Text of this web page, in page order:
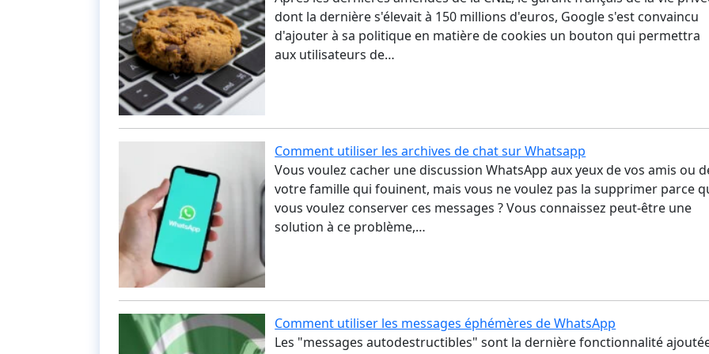
dont la dernière s'élevait à 150 millions d'euros, Google s'est convaincu
d'ajouter à sa politique en matière de cookies un bouton qui permettra
aux utilisateurs de…
Comment utiliser les archives de chat sur Whatsapp
Vous voulez cacher une discussion WhatsApp aux yeux de vos amis ou
votre famille qui fouinent, mais vous ne voulez pas la supprimer parce
vous voulez conserver ces messages ? Vous connaissez peut-être une
solution à ce problème,…
Comment utiliser les messages éphémères de WhatsApp
Les "messages autodestructibles" sont la dernière fonctionnalité